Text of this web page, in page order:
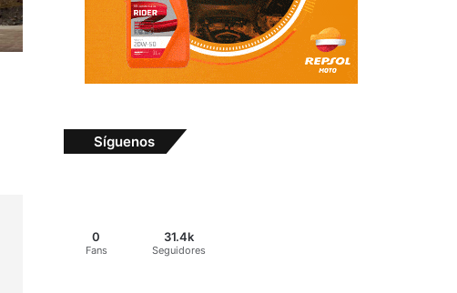
Síguenos
0
Fans
31.4k
Seguidores